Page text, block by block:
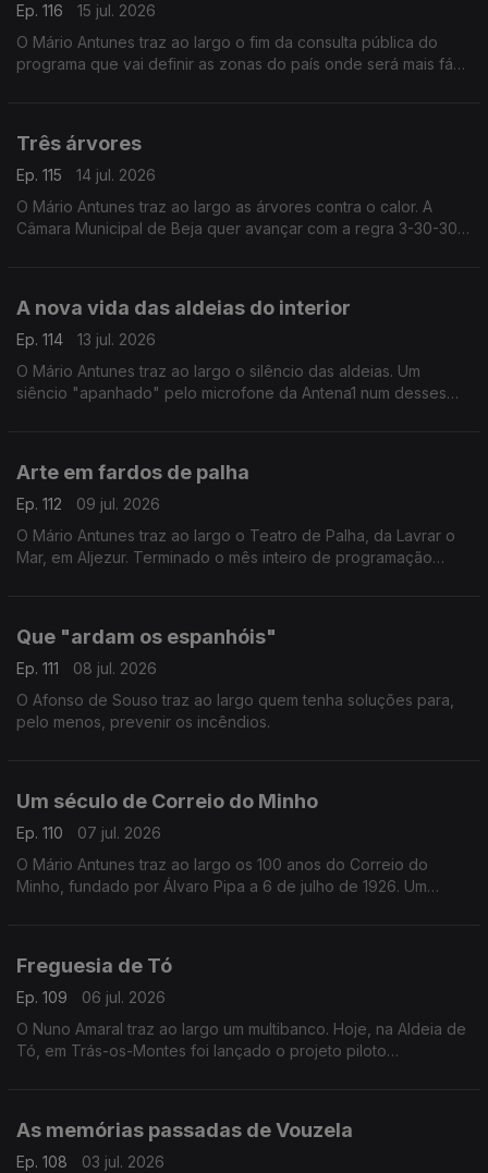
Ep. 116
15 jul. 2026
O Mário Antunes traz ao largo o fim da consulta pública do
programa que vai definir as zonas do país onde será mais fácil
Três árvores
Ep. 115
14 jul. 2026
O Mário Antunes traz ao largo as árvores contra o calor. A
Câmara Municipal de Beja quer avançar com a regra 3-30-300,
A nova vida das aldeias do interior
Ep. 114
13 jul. 2026
O Mário Antunes traz ao largo o silêncio das aldeias. Um
siêncio "apanhado" pelo microfone da Antena1 num desses
Arte em fardos de palha
Ep. 112
09 jul. 2026
O Mário Antunes traz ao largo o Teatro de Palha, da Lavrar o
Mar, em Aljezur. Terminado o mês inteiro de programação
Que "ardam os espanhóis"
Ep. 111
08 jul. 2026
O Afonso de Souso traz ao largo quem tenha soluções para,
pelo menos, prevenir os incêndios.
Um século de Correio do Minho
Ep. 110
07 jul. 2026
O Mário Antunes traz ao largo os 100 anos do Correio do
Minho, fundado por Álvaro Pipa a 6 de julho de 1926. Um
Freguesia de Tó
Ep. 109
06 jul. 2026
O Nuno Amaral traz ao largo um multibanco. Hoje, na Aldeia de
Tó, em Trás-os-Montes foi lançado o projeto piloto
As memórias passadas de Vouzela
Ep. 108 03 jul. 2026